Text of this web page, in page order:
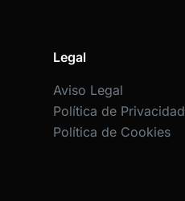
Legal
Aviso Legal
Política de Privacidad
Política de Cookies